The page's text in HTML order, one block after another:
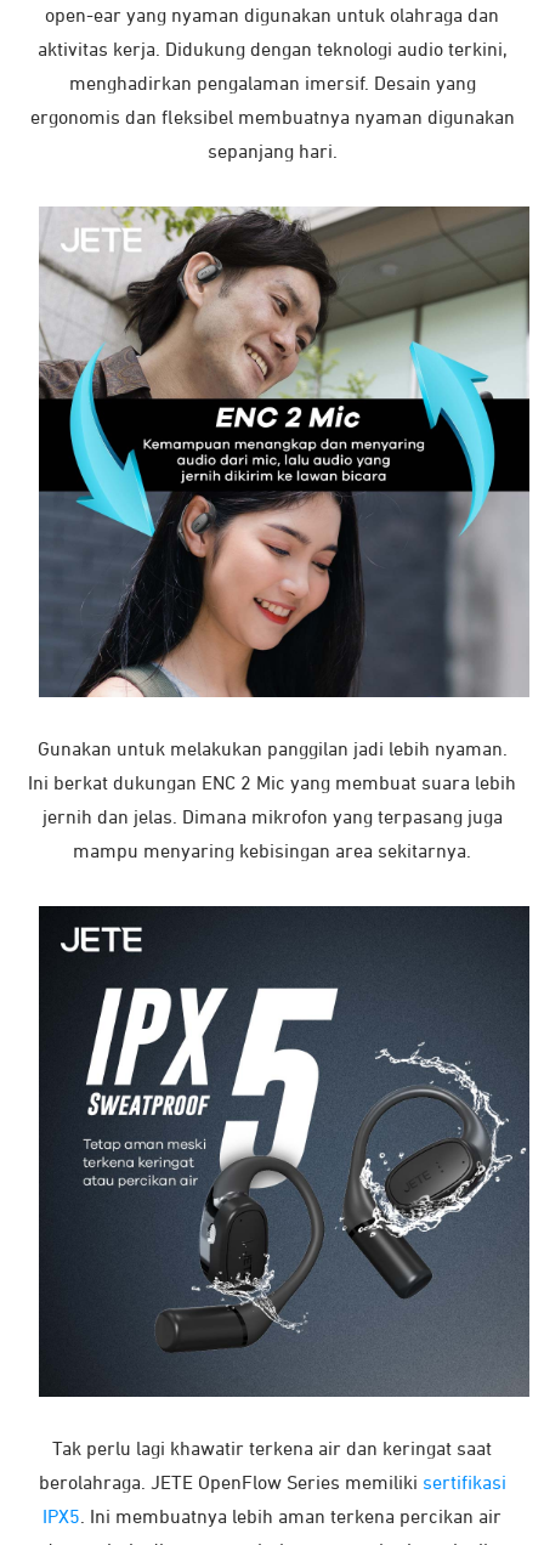
open-ear yang nyaman digunakan untuk olahraga dan
aktivitas kerja. Didukung dengan teknologi audio terkini,
menghadirkan pengalaman imersif. Desain yang
ergonomis dan fleksibel membuatnya nyaman digunakan
sepanjang hari.
Gunakan untuk melakukan panggilan jadi lebih nyaman.
Ini berkat dukungan ENC 2 Mic yang membuat suara lebih
jernih dan jelas. Dimana mikrofon yang terpasang juga
mampu menyaring kebisingan area sekitarnya.
Tak perlu lagi khawatir terkena air dan keringat saat
berolahraga. JETE OpenFlow Series memiliki sertifikasi
IPX5. Ini membuatnya lebih aman terkena percikan air